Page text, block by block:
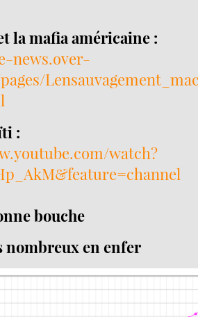
la mafia américaine :
news.over-
:
watch?
bouche
nombreux en enfer